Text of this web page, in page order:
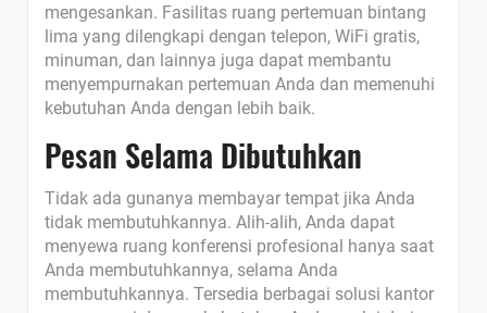
mengesankan. Fasilitas ruang pertemuan bintang
lima yang dilengkapi dengan telepon, WiFi gratis,
minuman, dan lainnya juga dapat membantu
menyempurnakan pertemuan Anda dan memenuhi
kebutuhan Anda dengan lebih baik.
Pesan Selama Dibutuhkan
Tidak ada gunanya membayar tempat jika Anda
tidak membutuhkannya. Alih-alih, Anda dapat
menyewa ruang konferensi profesional hanya saat
Anda membutuhkannya, selama Anda
membutuhkannya. Tersedia berbagai solusi kantor